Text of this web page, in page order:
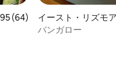
ュー64件、5つ星中4.95つ星
(64)
イースト・リズモ
バンガロー